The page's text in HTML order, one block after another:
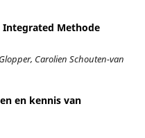
Integrated Methode
Carolien Schouten-van
en kennis van